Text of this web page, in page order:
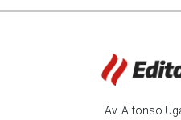
Av. Alfonso